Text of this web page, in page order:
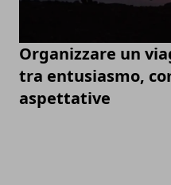
Organizzare un
tra entusiasmo,
aspettative